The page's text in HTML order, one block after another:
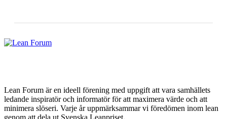
Lean Forum är en ideell förening med uppgift att vara samhällets
ledande inspiratör och informatör för att maximera värde och att
minimera slöseri. Varje år uppmärksammar vi föredömen inom lean
genom att dela ut Svenska Leanpriset.